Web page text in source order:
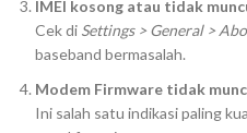
IMEI kosong atau tidak
Cek di Settings > General >
baseband bermasalah.
Modem Firmware tidak
Ini salah satu indikasi paling